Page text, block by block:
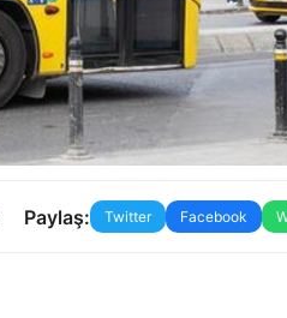
Paylaş: Twitter Facebook